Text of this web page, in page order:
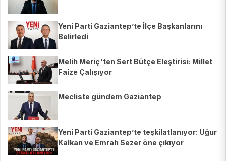
Yeni Parti Gaziantep’te İlçe Başkanlarını
Belirledi
Melih Meriç'ten Sert Bütçe Eleştirisi: Millet
Faize Çalışıyor
Mecliste gündem Gaziantep
Yeni Parti Gaziantep’te teşkilatlanıyor: Uğur
Kalkan ve Emrah Sezer öne çıkıyor